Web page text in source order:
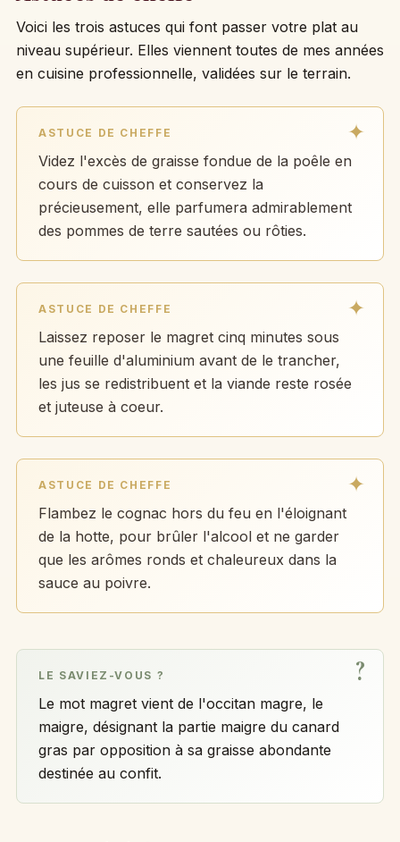
Voici les trois astuces qui font passer votre plat au
niveau supérieur. Elles viennent toutes de mes années
en cuisine professionnelle, validées sur le terrain.
ASTUCE DE CHEFFE
Videz l'excès de graisse fondue de la poêle en
cours de cuisson et conservez la
précieusement, elle parfumera admirablement
des pommes de terre sautées ou rôties.
ASTUCE DE CHEFFE
Laissez reposer le magret cinq minutes sous
une feuille d'aluminium avant de le trancher,
les jus se redistribuent et la viande reste rosée
et juteuse à coeur.
ASTUCE DE CHEFFE
Flambez le cognac hors du feu en l'éloignant
de la hotte, pour brûler l'alcool et ne garder
que les arômes ronds et chaleureux dans la
sauce au poivre.
LE SAVIEZ-VOUS ?
Le mot magret vient de l'occitan magre, le
maigre, désignant la partie maigre du canard
gras par opposition à sa graisse abondante
destinée au confit.